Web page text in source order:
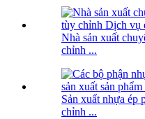
Nhà sản xuất
chỉnh ...
Sản xuất nhựa ép
chỉnh ...